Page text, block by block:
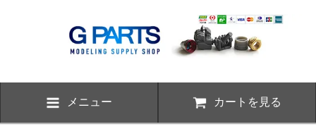
メニュー カートを見る